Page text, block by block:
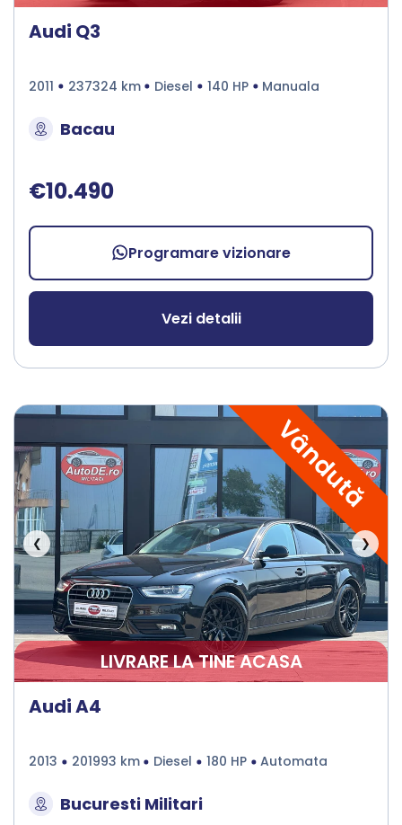
Audi Q3
2011 237324 km Diesel 140 HP Manuala
Bacau
€10.490
Programare vizionare
Vezi detalii
Vândută
❮ ❯
LIVRARE LA TINE ACASA
Audi A4
2013 201993 km Diesel 180 HP Automata
Bucuresti Militari